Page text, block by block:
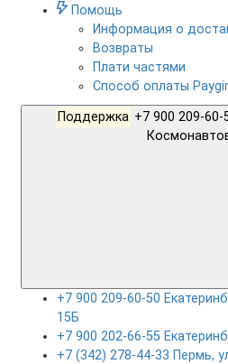
Помощь
Информация о
Возвраты
Плати частями
Способ оплаты
Поддержка +7 900 209-60-
+7 900 209-60-50
15Б
+7 900 202-66-55
+7 (342) 278-44-33 Пермь,